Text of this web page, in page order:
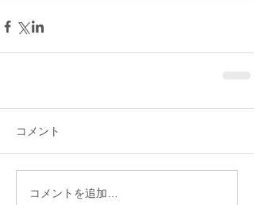
コメント
コメントを追加…